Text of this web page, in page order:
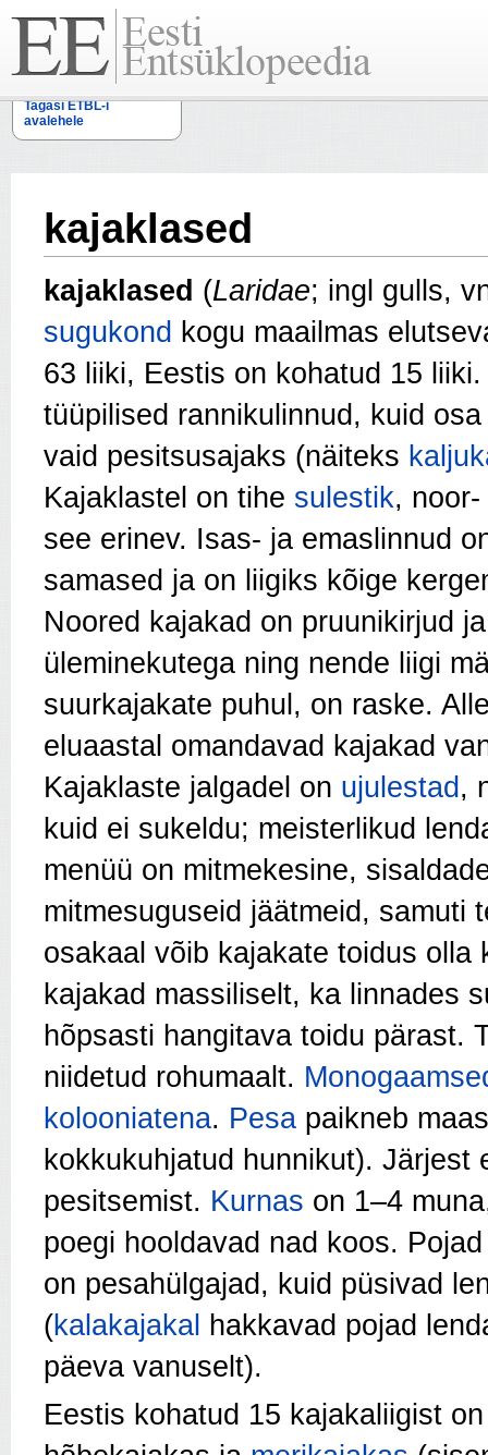
Tagasi ETBL-i
avalehele
kajaklased
kajaklased (Laridae; ingl gulls,
sugukond kogu maailmas
63 liiki, Eestis on kohatud 15
tüüpilised rannikulinnud, kuid
vaid pesitsusajaks (näiteks
Kajaklastel on tihe sulestik,
see erinev. Isas- ja emaslinnud
samased ja on liigiks kõige
Noored kajakad on pruunikirjud ja
üleminekutega ning nende liigi
suurkajakate puhul, on raske.
eluaastal omandavad kajakad
Kajaklaste jalgadel on ujulestad ,
kuid ei sukeldu; meisterlikud
menüü on mitmekesine,
mitmesuguseid jäätmeid, samuti
osakaal võib kajakate toidus
kajakad massiliselt, ka linnades
hõpsasti hangitava toidu pärast.
niidetud rohumaalt.
kolooniatena. Pesa paikneb
kokkukuhjatud hunnikut).
pesitsemist. Kurnas on 1–4
poegi hooldavad nad koos.
on pesahülgajad, kuid püsivad
(kalakajakal hakkavad pojad
päeva vanuselt).
Eestis kohatud 15 kajakaliigist